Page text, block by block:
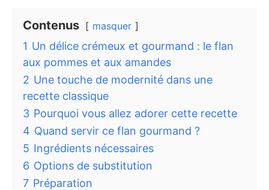
Contenus masquer
1 Un délice crémeux et gourmand : le flan
aux pommes et aux amandes
2 Une touche de modernité dans une
recette classique
3 Pourquoi vous allez adorer cette recette
4 Quand servir ce flan gourmand ?
5 Ingrédients nécessaires
6 Options de substitution
7 Préparation